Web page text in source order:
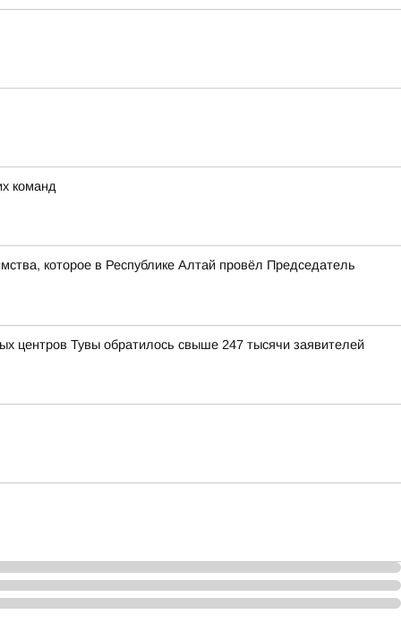
команд
которое в Республике Алтай провёл Председатель
центров Тувы обратилось свыше 247 тысячи заявителей